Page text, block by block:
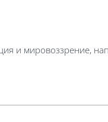
и мировоззрение,